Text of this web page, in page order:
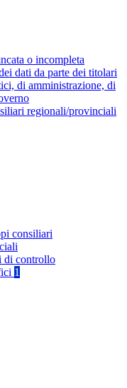
o incompleta
dati da parte dei titolari
di amministrazione, di
regionali/provinciali
consiliari
di controllo
1